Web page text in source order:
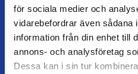
för sociala medier och
vidarebefordrar även sådana
information från din enhet till
annons- och analysföretag
Dessa kan i sin tur
KUNDSERVICE
Kundtjänst
Mina sidor